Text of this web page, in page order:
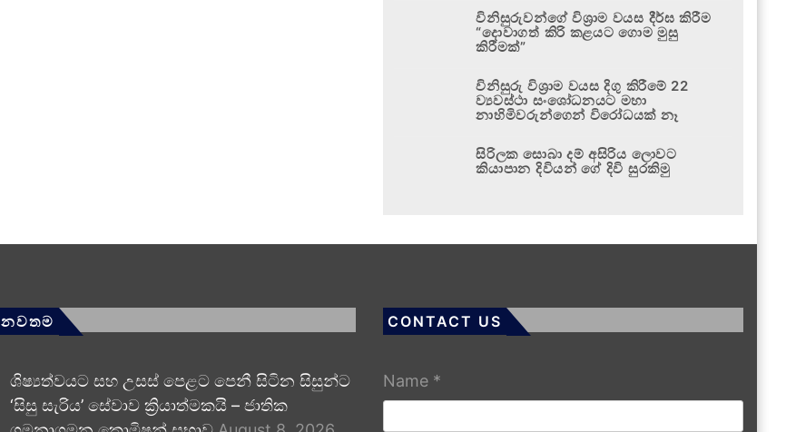
විනිසුරුවන්ගේ විශ්‍රාම වයස දීර්ඝ කිරීම
“දොවාගත් කිරි කළයට ගොම මුසු
කිරීමක්”
විනිසුරු විශ්‍රාම වයස දිගු කිරීමේ 22
ව්‍යවස්ථා සංශෝධනයට මහා
නාහිමිවරුන්ගෙන් විරෝධයක් නෑ
සිරිලක සොබා දම් අසිරිය ලොවට
කියාපාන දිවියන් ගේ දිවි සුරකිමු
නවතම
ශිෂ්‍යත්වයට සහ උසස් පෙළට පෙනී සිටින සිසුන්ට
‘සිසු සැරිය’ සේවාව ක්‍රියාත්මකයි – ජාතික
CONTACT US
Name *